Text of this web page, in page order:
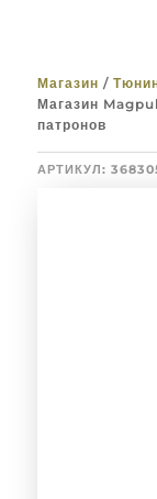
Магазин /
Магазин
патронов
АРТИКУЛ: